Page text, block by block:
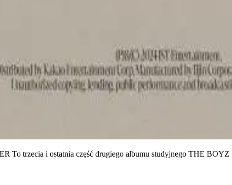
trzecia i ostatnia część drugiego albumu studyjnego THE BOYZ